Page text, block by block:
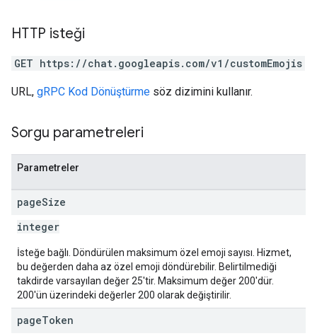
HTTP isteği
GET https://chat.googleapis.com/v1/customEmojis
URL, gRPC Kod Dönüştürme söz dizimini kullanır.
Sorgu parametreleri
Parametreler
pageSize
integer
İsteğe bağlı. Döndürülen maksimum özel emoji sayısı. Hizmet,
bu değerden daha az özel emoji döndürebilir. Belirtilmediği
takdirde varsayılan değer 25'tir. Maksimum değer 200'dür.
200'ün üzerindeki değerler 200 olarak değiştirilir.
pageToken